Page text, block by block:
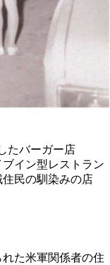
たバーガー店
イン型レストラン
民の馴染みの店
た米軍関係者の住